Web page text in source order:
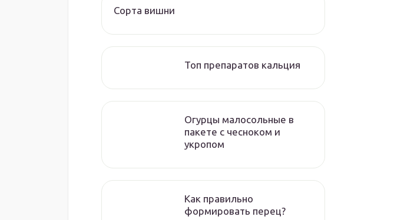
Сорта вишни
Топ препаратов кальция
Огурцы малосольные в
пакете с чесноком и
укропом
Как правильно
формировать перец?